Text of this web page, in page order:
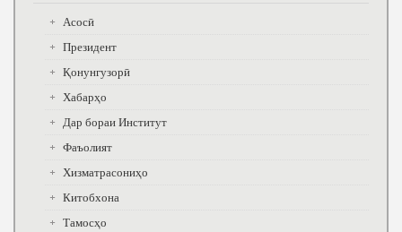
Асосӣ
Президент
Қонунгузорӣ
Хабарҳо
Дар бораи Институт
Фаъолият
Хизматрасониҳо
Китобхона
Тамосҳо